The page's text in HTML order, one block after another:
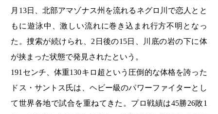
月13日、北部アマゾナス州を流れるネグロ川で恋人とと
もに遊泳中、激しい流れに巻き込まれ行方不明となっ
た。捜索が続けられ、2日後の15日、川底の岩の下に体
が挟まった状態で発見されたという。
191センチ、体重130キロ超という圧倒的な体格を誇った
ドス・サントス氏は、ヘビー級のパワーファイターとし
て世界各地で試合を重ねてきた。プロ戦績は45勝26敗1